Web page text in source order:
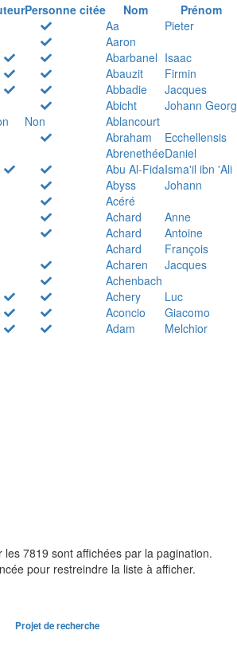
Personne citée Nom
Prénom
Aa
Pieter
Aaron
Abarbanel Isaac
Abauzit
Firmin
Abbadie
Jacques
Abicht
Johann Georg
Non
Ablancourt
Abraham
Ecchellensis
AbrenethéeDaniel
Abu Al-FidaIsma'il ibn 'Ali
Abyss
Johann
Acéré
Achard
Anne
Achard
Antoine
Achard
François
Acharen
Jacques
Achenbach
Achery
Luc
Aconcio
Giacomo
Adam
Melchior
7819 sont affichées par la pagination.
pour restreindre la liste à afficher.
Projet de recherche